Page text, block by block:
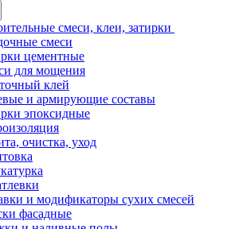
смеси, клеи, затирки
смеси
цементные
для мощения
клей
и армирующие составы
эпоксидные
очистка, уход
и модификаторы сухих смесей
фасадные